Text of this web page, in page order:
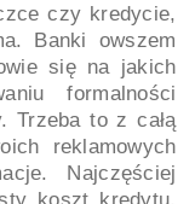
czy kredycie,
Banki owszem
się na jakich
formalności
Trzeba to z całą
reklamowych
Najczęściej